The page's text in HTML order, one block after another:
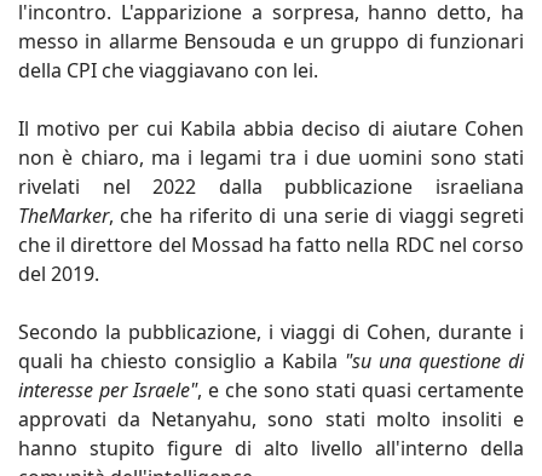
l'incontro. L'apparizione a sorpresa, hanno detto, ha
messo in allarme Bensouda e un gruppo di funzionari
della CPI che viaggiavano con lei.
Il motivo per cui Kabila abbia deciso di aiutare Cohen
non è chiaro, ma i legami tra i due uomini sono stati
rivelati nel 2022 dalla pubblicazione israeliana
TheMarker, che ha riferito di una serie di viaggi segreti
che il direttore del Mossad ha fatto nella RDC nel corso
del 2019.
Secondo la pubblicazione, i viaggi di Cohen, durante i
quali ha chiesto consiglio a Kabila "su una questione di
interesse per Israele", e che sono stati quasi certamente
approvati da Netanyahu, sono stati molto insoliti e
hanno stupito figure di alto livello all'interno della